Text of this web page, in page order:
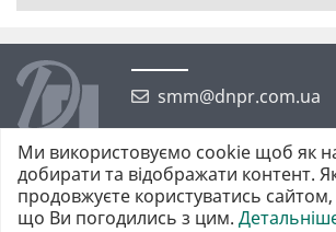
smm@dnpr.com.ua
Ми використовуємо cookie щоб як
добирати та відображати контент.
продовжуєте користуватись
що Ви погодились з цим.